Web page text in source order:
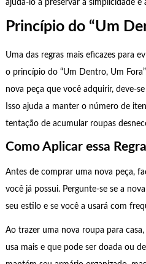
ajudá-lo a preservar a simplicidade
Princípio do “Um
Uma das regras mais eficazes para
o princípio do “Um Dentro, Um
nova peça que você adquirir, deve-
Isso ajuda a manter o número de
tentação de acumular roupas
Como Aplicar essa
Antes de comprar uma nova peça,
você já possui. Pergunte-se se a
seu estilo e se você a usará com
Ao trazer uma nova roupa para
usa mais e que pode ser doada ou